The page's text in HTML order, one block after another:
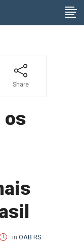
Share
os
in OAB RS